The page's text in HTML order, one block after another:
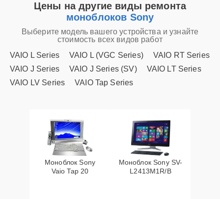
Цены на другие виды ремонта
моноблоков Sony
Выберите модель вашего устройства и узнайте
стоимость всех видов работ
VAIO L Series
VAIO L (VGC Series)
VAIO RT Series
VAIO J Series
VAIO J Series (SV)
VAIO LT Series
VAIO LV Series
VAIO Tap Series
Моноблок Sony
Vaio Tap 20
Моноблок Sony SV-
L2413M1R/B